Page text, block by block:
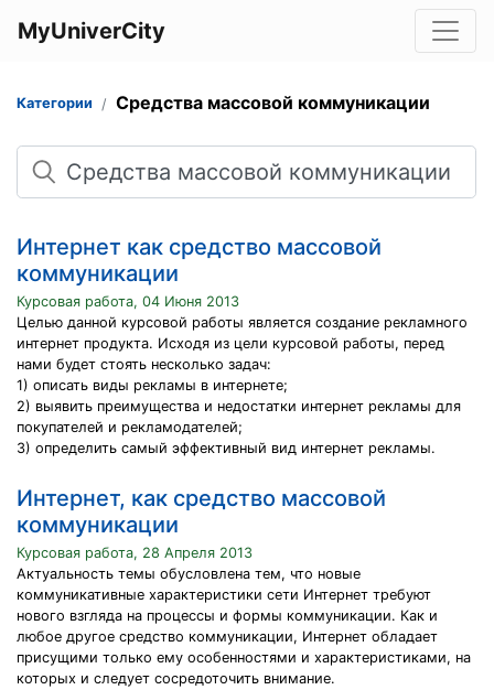
MyUniverCity
Категории Средства массовой коммуникации
Поиск
Интернет как средство массовой
коммуникации
Курсовая работа, 04 Июня 2013
Целью данной курсовой работы является создание рекламного
интернет продукта. Исходя из цели курсовой работы, перед
нами будет стоять несколько задач:
1) описать виды рекламы в интернете;
2) выявить преимущества и недостатки интернет рекламы для
покупателей и рекламодателей;
3) определить самый эффективный вид интернет рекламы.
Интернет, как средство массовой
коммуникации
Курсовая работа, 28 Апреля 2013
Актуальность темы обусловлена тем, что новые
коммуникативные характеристики сети Интернет требуют
нового взгляда на процессы и формы коммуникации. Как и
любое другое средство коммуникации, Интернет обладает
присущими только ему особенностями и характеристиками, на
которых и следует сосредоточить внимание.